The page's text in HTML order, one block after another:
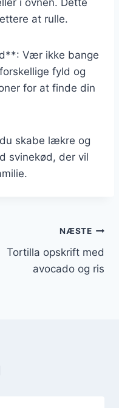
at rulle.
Vær ikke bange
fyld og
for at finde din
skabe lækre og
svinekød, der vil
NÆSTE
Tortilla opskrift med
avocado og ris